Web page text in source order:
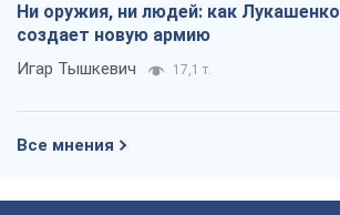
Ни оружия, ни людей: как Лукашенко
создает новую армию
Игар Тышкевич 17,1 т.
Все мнения